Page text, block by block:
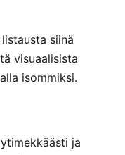
siinä
visuaalisista
isommiksi.
ja